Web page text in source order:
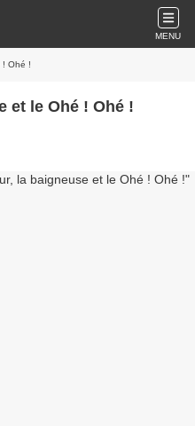
MENU
! Ohé !
et le Ohé ! Ohé !